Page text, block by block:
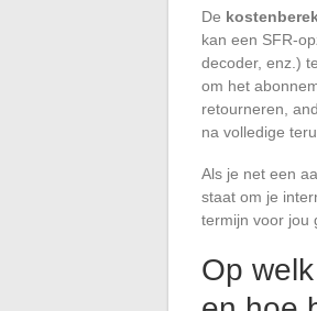
De
kan een SFR-
decoder, enz.)
om het
retourneren,
na volledige
Als je net een
staat om je
termijn voor jou
Op